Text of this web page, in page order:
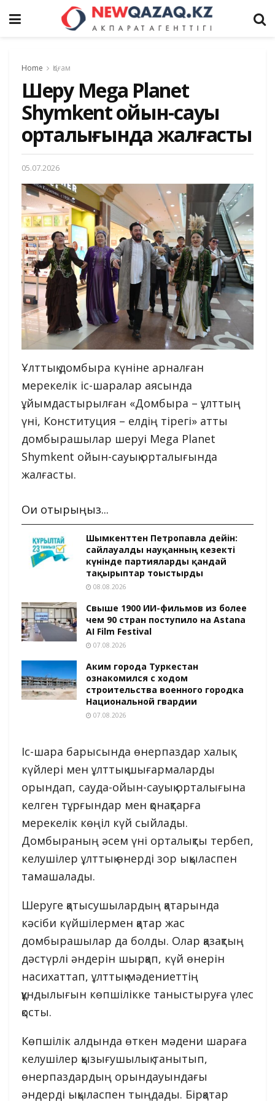
Home Қоғам
Шеру Mega Planet
Shymkent ойын-сауық
орталығында жалғасты
05.07.2026
Ұлттық домбыра күніне арналған
мерекелік іс-шаралар аясында
ұйымдастырылған «Домбыра – ұлттың
үні, Конституция – елдің тірегі» атты
домбырашылар шеруі Mega Planet
Shymkent ойын-сауық орталығында
жалғасты.
Оқи отырыңыз...
Шымкенттен Петропавлға дейін:
сайлауалды науқанның кезекті
күнінде партияларды қандай
тақырыптар тоғыстырды
08.08.2026
Свыше 1900 ИИ-фильмов из более
чем 90 стран поступило на Astana
AI Film Festival
07.08.2026
Аким города Туркестан
ознакомился с ходом
строительства военного городка
Национальной гвардии
07.08.2026
Іс-шара барысында өнерпаздар халық
күйлері мен ұлттық шығармаларды
орындап, сауда-ойын-сауық орталығына
келген тұрғындар мен қонақтарға
мерекелік көңіл күй сыйлады.
Домбыраның әсем үні орталықты тербеп,
келушілер ұлттық өнерді зор ықыласпен
тамашалады.
Шеруге қатысушылардың қатарында
кәсіби күйшілермен қатар жас
домбырашылар да болды. Олар қазақтың
дәстүрлі әндерін шырқап, күй өнерін
насихаттап, ұлттық мәдениеттің
құндылығын көпшілікке таныстыруға үлес
қосты.
Көпшілік алдында өткен мәдени шараға
келушілер қызығушылық танытып,
өнерпаздардың орындауындағы
әндерді ықыласпен тыңдады. Бірқатар